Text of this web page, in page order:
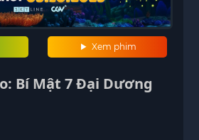
Xem phim
Bí Mật 7 Đại Dương